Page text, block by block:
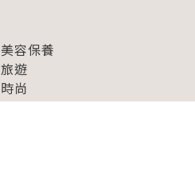
美容保養
旅遊
時尚
購物